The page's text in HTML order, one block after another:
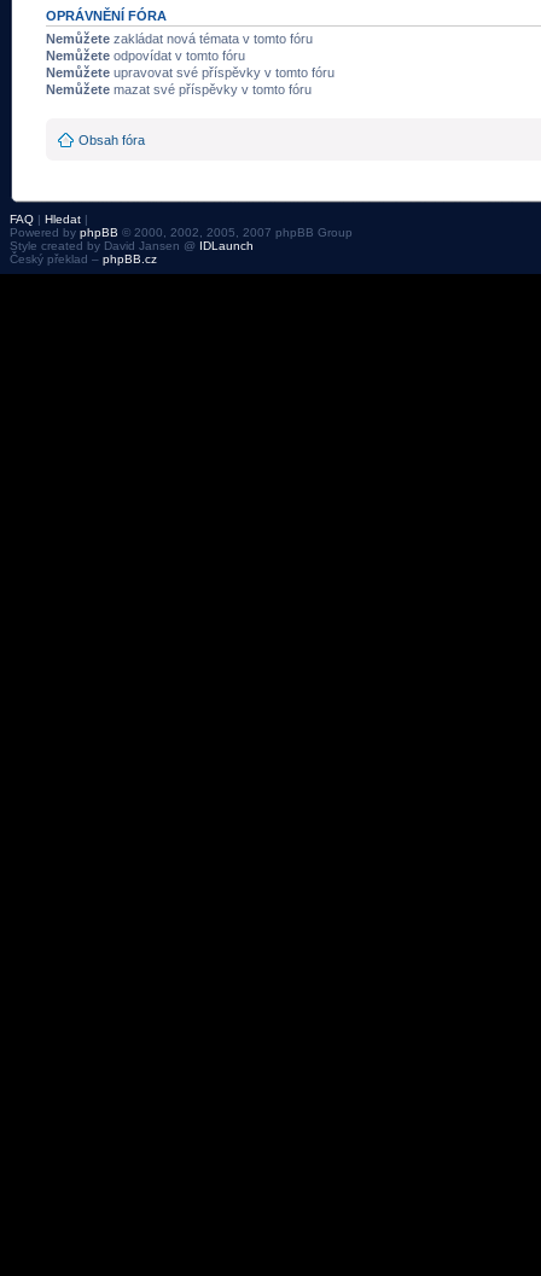
OPRÁVNĚNÍ FÓRA
Nemůžete zakládat nová témata v tomto fóru
Nemůžete odpovídat v tomto fóru
Nemůžete upravovat své příspěvky v tomto fóru
Nemůžete mazat své příspěvky v tomto fóru
Obsah fóra
FAQ | Hledat |
Powered by phpBB © 2000, 2002, 2005, 2007 phpBB Group
Style created by David Jansen @ IDLaunch
Český překlad – phpBB.cz